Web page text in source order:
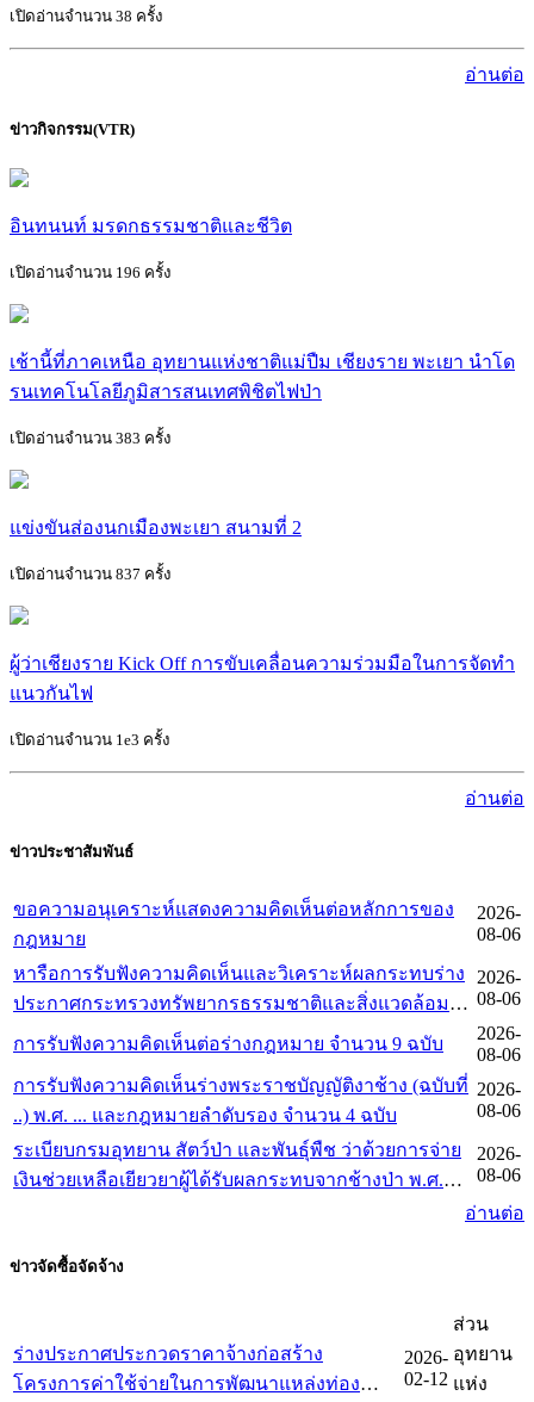
เปิดอ่านจำนวน 38 ครั้ง
อ่านต่อ
ข่าวกิจกรรม(VTR)
อินทนนท์ มรดกธรรมชาติและชีวิต
เปิดอ่านจำนวน 196 ครั้ง
เช้านี้ที่ภาคเหนือ อุทยานแห่งชาติแม่ปืม เชียงราย พะเยา นำโด
รนเทคโนโลยีภูมิสารสนเทศพิชิตไฟป่า
เปิดอ่านจำนวน 383 ครั้ง
แข่งขันส่องนกเมืองพะเยา สนามที่ 2
เปิดอ่านจำนวน 837 ครั้ง
ผู้ว่าเชียงราย Kick Off การขับเคลื่อนความร่วมมือในการจัดทำ
แนวกันไฟ
เปิดอ่านจำนวน 1e3 ครั้ง
อ่านต่อ
ข่าวประชาสัมพันธ์
ขอความอนุเคราะห์แสดงความคิดเห็นต่อหลักการของ
กฎหมาย
2026-
08-06
หารือการรับฟังความคิดเห็นและวิเคราะห์ผลกระทบร่าง
ประกาศกระทรวงทรัพยากรธรรมชาติและสิ่งแวดล้อม
เพิกถอนเขตห้ามล่าสัตว์ป่า ของกรมอุทยานแห่งชาติ
เกณฑ์การจัดการทำร่างกฎหมายและการประเมินผล
สัมฤทธิ์ของกฎหมาย พ.ศ. 2562
2026-
08-06
การรับฟังความคิดเห็นต่อร่างกฎหมาย จำนวน 9 ฉบับ
2026-
08-06
การรับฟังความคิดเห็นร่างพระราชบัญญัติงาช้าง (ฉบับที่
..) พ.ศ. ... และกฎหมายลำดับรอง จำนวน 4 ฉบับ
2026-
08-06
ระเบียบกรมอุทยาน สัตว์ป่า และพันธุ์พืช ว่าด้วยการจ่าย
เงินช่วยเหลือเยียวยาผู้ได้รับผลกระทบจากช้างป่า พ.ศ.
2026-
08-06
อ่านต่อ
ข่าวจัดซื้อจัดจ้าง
ร่างประกาศประกวดราคาจ้างก่อสร้าง
โครงการค่าใช้จ่ายในการพัฒนาแหล่งท่อง
2026-
02-12
ส่วน
อุทยาน
แห่ง